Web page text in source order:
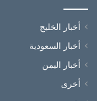
أخبار الخليج
أخبار السعودية
أخبار اليمن
أخرى